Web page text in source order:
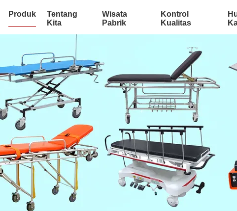
Produk
Tentang
Kita
Wisata
Pabrik
Kontrol
Kualitas